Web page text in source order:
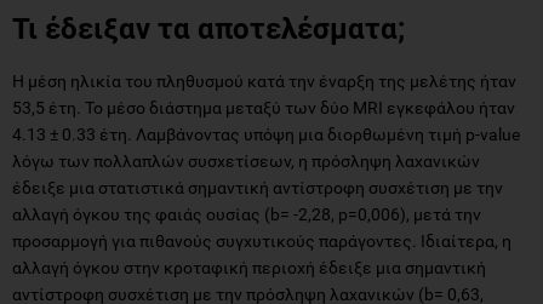
Τι έδειξαν τα αποτελέσματα;
Η μέση ηλικία του πληθυσμού κατά την έναρξη της μελέτης ήταν
53,5 έτη. Το μέσο διάστημα μεταξύ των δύο MRI εγκεφάλου ήταν
4.13 ± 0.33 έτη. Λαμβάνοντας υπόψη μια διορθωμένη τιμή p-value
λόγω των πολλαπλών συσχετίσεων, η πρόσληψη λαχανικών
έδειξε μια στατιστικά σημαντική αντίστροφη συσχέτιση με την
αλλαγή όγκου της φαιάς ουσίας (b= -2,28, p=0,006), μετά την
προσαρμογή για πιθανούς συγχυτικούς παράγοντες. Ιδιαίτερα, η
αλλαγή όγκου στην κροταφική περιοχή έδειξε μια σημαντική
αντίστροφη συσχέτιση με την πρόσληψη λαχανικών (b= 0,63,